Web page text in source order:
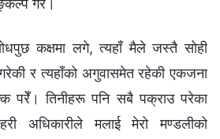
कक्षमा लगे, त्यहाँ मैले जस्तै सोही
गरेकी र त्यहाँको अगुवासमेत रहेकी एकजना
परेँ। तिनीहरू पनि सबै पक्राउ परेका
अधिकारीले मलाई मेरो मण्डलीको